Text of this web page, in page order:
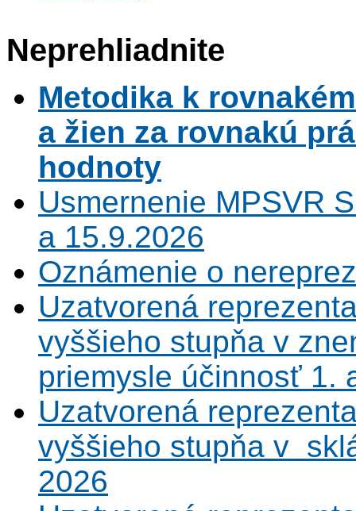
Neprehliadnite
Metodika k
a žien za rovnakú
hodnoty
Usmernenie MPSVR
a 15.9.2026
Oznámenie o
Uzatvorená
vyššieho stupňa v
priemysle účinnosť 1.
Uzatvorená
vyššieho stupňa v
2026